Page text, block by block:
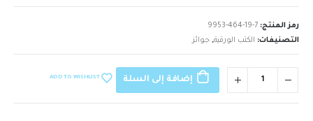
رمز المنتج: 9953-464-19-7
التصنيفات: الكتب الورقية, جوائز
إضافة إلى السلة ADD TO WISHLIST